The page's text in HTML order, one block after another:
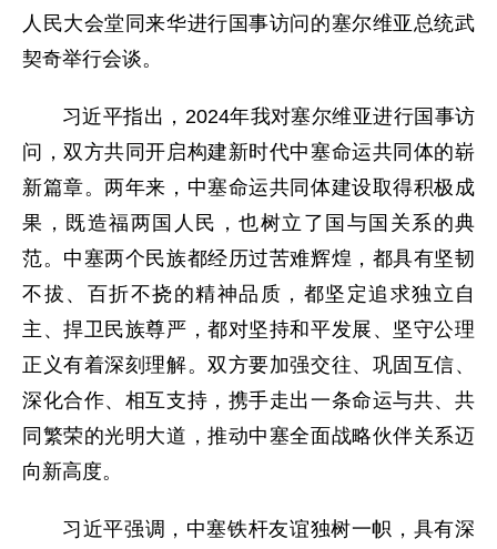
人民大会堂同来华进行国事访问的塞尔维亚总统武
契奇举行会谈。
习近平指出，2024年我对塞尔维亚进行国事访
问，双方共同开启构建新时代中塞命运共同体的崭
新篇章。两年来，中塞命运共同体建设取得积极成
果，既造福两国人民，也树立了国与国关系的典
范。中塞两个民族都经历过苦难辉煌，都具有坚韧
不拔、百折不挠的精神品质，都坚定追求独立自
主、捍卫民族尊严，都对坚持和平发展、坚守公理
正义有着深刻理解。双方要加强交往、巩固互信、
深化合作、相互支持，携手走出一条命运与共、共
同繁荣的光明大道，推动中塞全面战略伙伴关系迈
向新高度。
习近平强调，中塞铁杆友谊独树一帜，具有深